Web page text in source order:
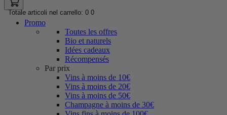
Totale articoli nel carrello: 0 0
Promo
Toutes les offres
Bio et naturels
Idées cadeaux
Récompensés
Par prix
Vins à moins de 10€
Vins à moins de 20€
Vins à moins de 50€
Champagne à moins de 30€